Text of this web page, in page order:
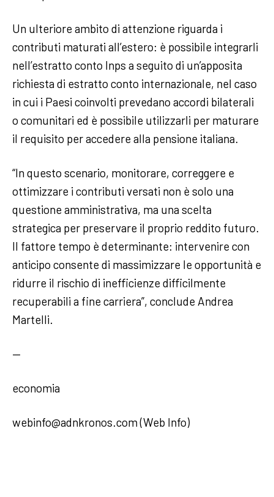
Un ulteriore ambito di attenzione riguarda i
contributi maturati all’estero: è possibile integrarli
nell’estratto conto Inps a seguito di un’apposita
richiesta di estratto conto internazionale, nel caso
in cui i Paesi coinvolti prevedano accordi bilaterali
o comunitari ed è possibile utilizzarli per maturare
il requisito per accedere alla pensione italiana.
“In questo scenario, monitorare, correggere e
ottimizzare i contributi versati non è solo una
questione amministrativa, ma una scelta
strategica per preservare il proprio reddito futuro.
Il fattore tempo è determinante: intervenire con
anticipo consente di massimizzare le opportunità e
ridurre il rischio di inefficienze difficilmente
recuperabili a fine carriera”, conclude Andrea
Martelli.
—
economia
webinfo@adnkronos.com (Web Info)